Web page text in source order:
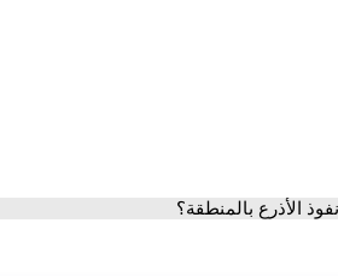
الأذرع بالمنطقة؟